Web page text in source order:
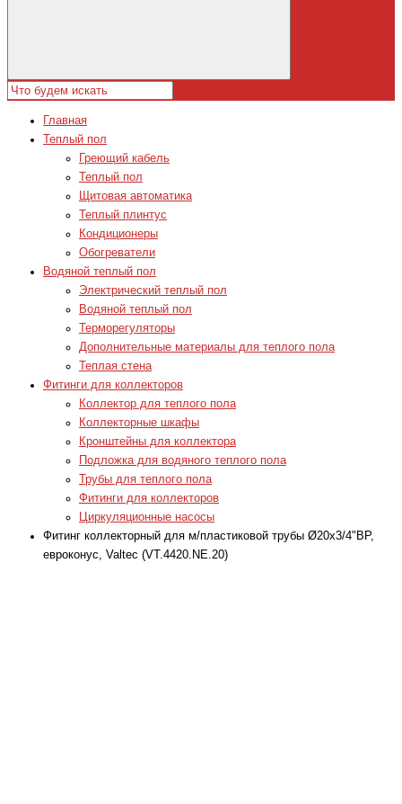
Главная
Теплый пол
Греющий кабель
Теплый пол
Щитовая автоматика
Теплый плинтус
Кондиционеры
Обогреватели
Водяной теплый пол
Электрический теплый пол
Водяной теплый пол
Терморегуляторы
Дополнительные материалы для теплого пола
Теплая стена
Фитинги для коллекторов
Коллектор для теплого пола
Коллекторные шкафы
Кронштейны для коллектора
Подложка для водяного теплого пола
Трубы для теплого пола
Фитинги для коллекторов
Циркуляционные насосы
Фитинг коллекторный для м/пластиковой трубы Ø20x3/4"ВР,
евроконус, Valtec (VT.4420.NE.20)